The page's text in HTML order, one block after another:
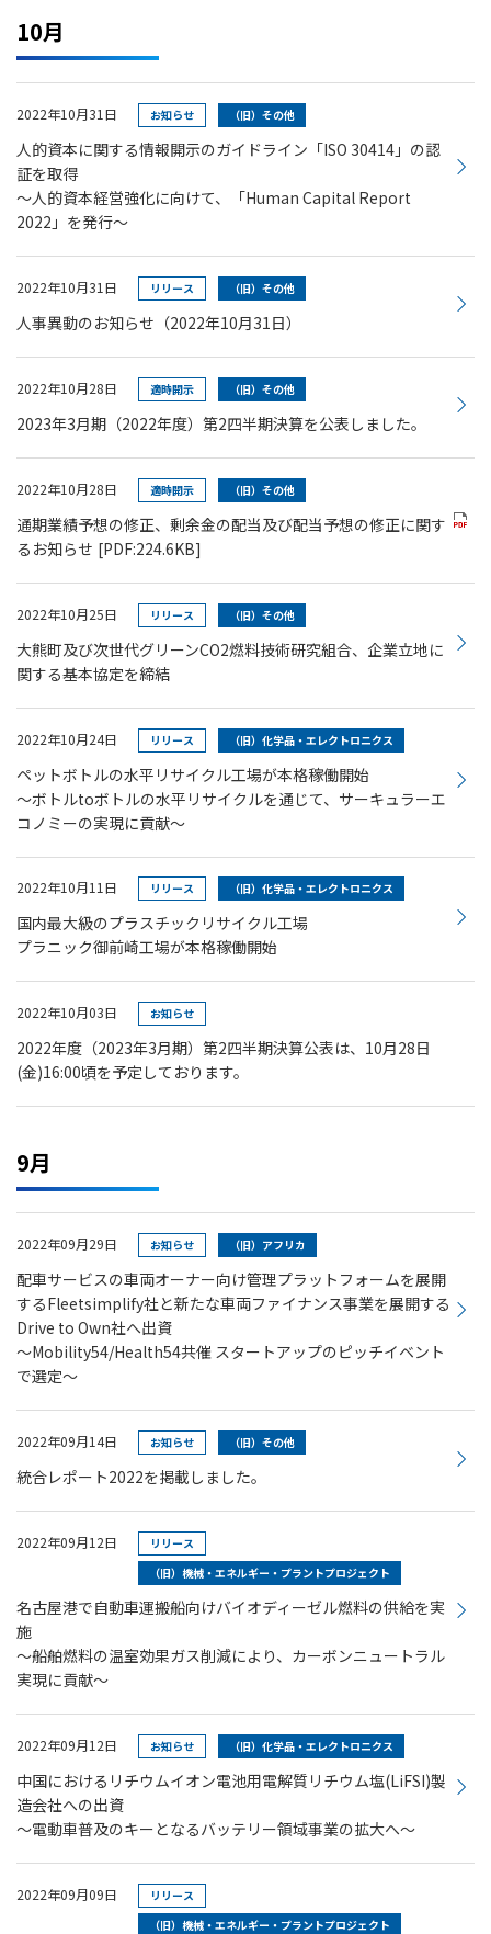
10月
2022年10月31日 お知らせ （旧）その他
人的資本に関する情報開示のガイドライン「ISO 30414」の認
証を取得
～人的資本経営強化に向けて、「Human Capital Report
2022」を発行～
2022年10月31日 リリース （旧）その他
人事異動のお知らせ（2022年10月31日）
2022年10月28日 適時開示 （旧）その他
2023年3月期（2022年度）第2四半期決算を公表しました。
2022年10月28日 適時開示 （旧）その他
通期業績予想の修正、剰余金の配当及び配当予想の修正に関す
るお知らせ [PDF:224.6KB]
2022年10月25日 リリース （旧）その他
大熊町及び次世代グリーンCO2燃料技術研究組合、企業立地に
関する基本協定を締結
2022年10月24日 リリース （旧）化学品・エレクトロニクス
ペットボトルの水平リサイクル工場が本格稼働開始
～ボトルtoボトルの水平リサイクルを通じて、サーキュラーエ
コノミーの実現に貢献～
2022年10月11日 リリース （旧）化学品・エレクトロニクス
国内最大級のプラスチックリサイクル工場
プラニック御前崎工場が本格稼働開始
2022年10月03日 お知らせ
2022年度（2023年3月期）第2四半期決算公表は、10月28日
(金)16:00頃を予定しております。
9月
2022年09月29日 お知らせ （旧）アフリカ
配車サービスの車両オーナー向け管理プラットフォームを展開
するFleetsimplify社と新たな車両ファイナンス事業を展開する
Drive to Own社へ出資
～Mobility54/Health54共催 スタートアップのピッチイベント
で選定～
2022年09月14日 お知らせ （旧）その他
統合レポート2022を掲載しました。
2022年09月12日
リリース
（旧）機械・エネルギー・プラントプロジェクト
名古屋港で自動車運搬船向けバイオディーゼル燃料の供給を実
施
～船舶燃料の温室効果ガス削減により、カーボンニュートラル
実現に貢献～
2022年09月12日 お知らせ （旧）化学品・エレクトロニクス
中国におけるリチウムイオン電池用電解質リチウム塩(LiFSI)製
造会社への出資
～電動車普及のキーとなるバッテリー領域事業の拡大へ～
2022年09月09日
リリース
（旧）機械・エネルギー・プラントプロジェクト